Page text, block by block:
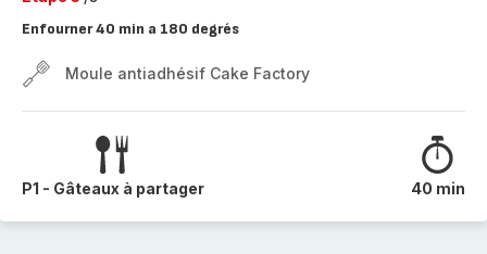
Enfourner 40 min a 180 degrés
Moule antiadhésif Cake Factory
P1 - Gâteaux à partager 40 min